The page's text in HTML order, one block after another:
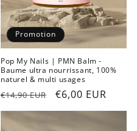
Promotion
Pop My Nails | PMN Balm -
Baume ultra nourrissant, 100%
naturel & multi usages
Prix
habituel
€14,90 EUR
Prix
promotionnel
€6,00 EUR